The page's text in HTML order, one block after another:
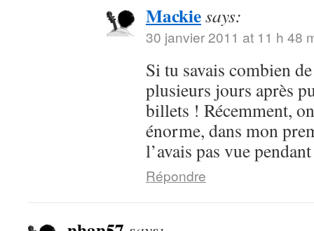
Mackiesays:
30 janvier 2011 at 11 h 48
Si tu savais combien
plusieurs jours après
billets ! Récemment,
énorme, dans mon
l’avais pas vue
Répondre